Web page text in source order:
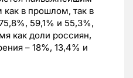
в прошлом, так в
59,1% и 55,3%,
как доли россиян,
– 18%, 13,4% и